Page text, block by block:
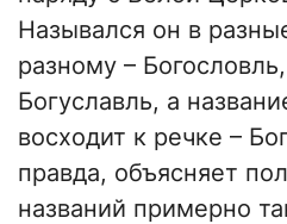
Назывался он в
разному –
Богуславль, а
восходит к речке –
правда, объясняет
названий примерно